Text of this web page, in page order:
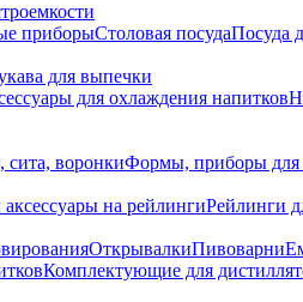
приборыСтоловая посудаПосуда
для выпечки
для охлаждения напитков
сита, воронкиФормы, приборы для
на рейлингиРейлинги
ОткрывалкиПивоварни
Комплектующие для